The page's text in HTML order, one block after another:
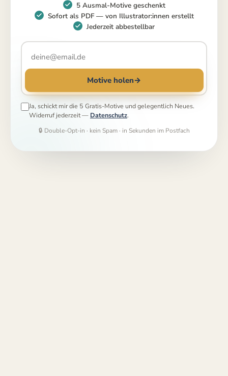
5 Ausmal-Motive geschenkt
Sofort als PDF — von Illustrator:innen erstellt
Jederzeit abbestellbar
Motive holen→
Ja, schickt mir die 5 Gratis-Motive und gelegentlich Neues.
Widerruf jederzeit — Datenschutz.
🔒 Double-Opt-in · kein Spam · in Sekunden im Postfach